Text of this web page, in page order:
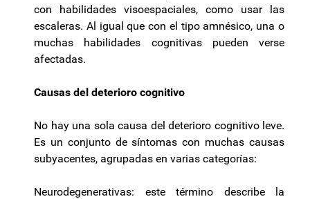
con habilidades visoespaciales, como usar las
escaleras. Al igual que con el tipo amnésico, una o
muchas habilidades cognitivas pueden verse
afectadas.
Causas del deterioro cognitivo
No hay una sola causa del deterioro cognitivo leve.
Es un conjunto de síntomas con muchas causas
subyacentes, agrupadas en varias categorías:
Neurodegenerativas: este término describe la